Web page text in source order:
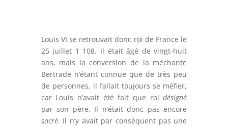
Louis VI se retrouvait donc roi de France le
25 juillet 1 108. Il était âgé de vingt-huit
ans, mais la conversion de la méchante
Bertrade n’étant connue que de très peu
de personnes, il fallait toujours se méfier,
car Louis n’avait été fait que roidésigné
par son père. Il n’était donc pas encore
sacré. Il n’y avait par conséquent pas une